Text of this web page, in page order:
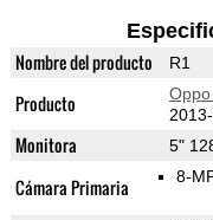
Nombre del producto R1
Producto Oppo
Monitora 5"
Cámara Primaria 8-